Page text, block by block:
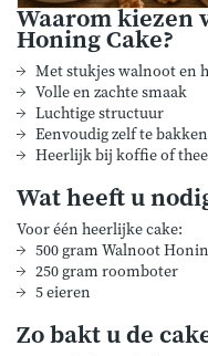
Waarom kiezen
Honing Cake?
Met stukjes walnoot en
Volle en zachte smaak
Luchtige structuur
Eenvoudig zelf te bakken
Heerlijk bij koffie of thee
Wat heeft u
Voor één heerlijke cake:
500 gram Walnoot
250 gram roomboter
5 eieren
Zo bakt u de